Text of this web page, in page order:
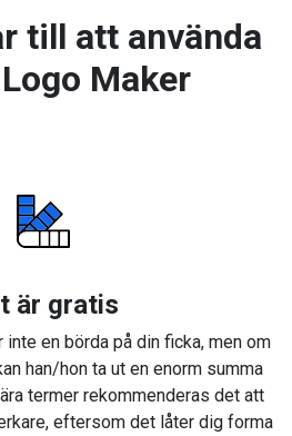
till att använda
Maker
är gratis
en börda på din ficka, men om
han/hon ta ut en enorm summa
termer rekommenderas det att
eftersom det låter dig forma